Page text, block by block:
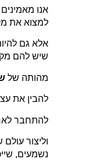
אנו
למצוא את
אלא גם
שיש להם
מהותה של
להבין את
להתחבר
וליצור
נשמעים,